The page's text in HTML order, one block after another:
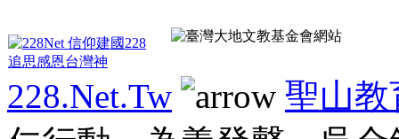
228.Net.Tw
聖山教